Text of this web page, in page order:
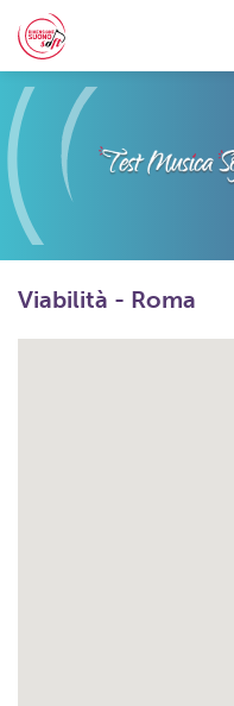
content
Viabilità - Roma